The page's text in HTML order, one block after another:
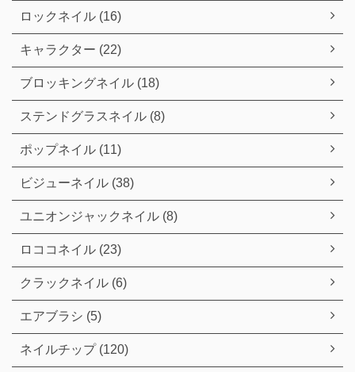
ロックネイル (16)
キャラクター (22)
ブロッキングネイル (18)
ステンドグラスネイル (8)
ポップネイル (11)
ビジューネイル (38)
ユニオンジャックネイル (8)
ロココネイル (23)
クラックネイル (6)
エアブラシ (5)
ネイルチップ (120)